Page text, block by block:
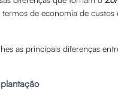
de economia de custos
as principais diferenças